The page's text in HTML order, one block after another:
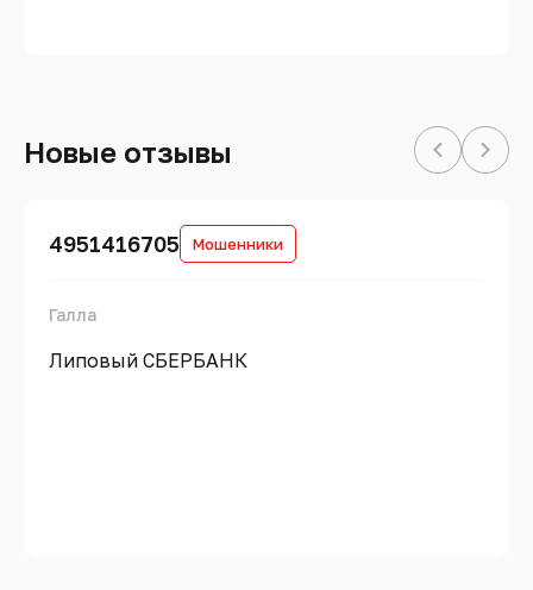
Новые отзывы
4951416705 Мошенники
Галла
Липовый СБЕРБАНК